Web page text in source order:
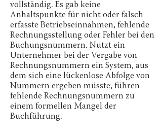
vollständig. Es gab keine
Anhaltspunkte für nicht oder falsch
erfasste Betriebseinnahmen, fehlende
Rechnungsstellung oder Fehler bei den
Buchungsnummern. Nutzt ein
Unternehmer bei der Vergabe von
Rechnungsnummern ein System, aus
dem sich eine lückenlose Abfolge von
Nummern ergeben müsste, führen
fehlende Rechnungsnummern zu
einem formellen Mangel der
Buchführung.